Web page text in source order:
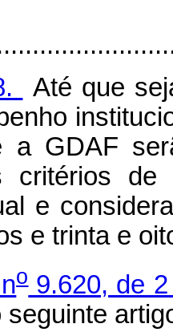
Até que
a GDAF
critérios de
e
e trinta e
o9.620, de 2